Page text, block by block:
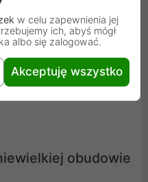
obudowie
w celu zapewnienia jej
ich, abyś mógł
albo się zalogować.
Akceptuję wszystko